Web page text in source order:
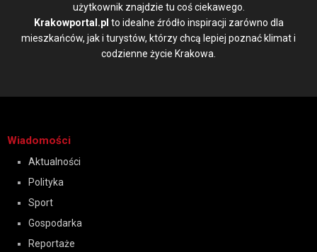
użytkownik znajdzie tu coś ciekawego.
Krakowportal.pl to idealne źródło inspiracji zarówno dla
mieszkańców, jak i turystów, którzy chcą lepiej poznać klimat i
codzienne życie Krakowa.
Wiadomości
Aktualności
Polityka
Sport
Gospodarka
Reportaże